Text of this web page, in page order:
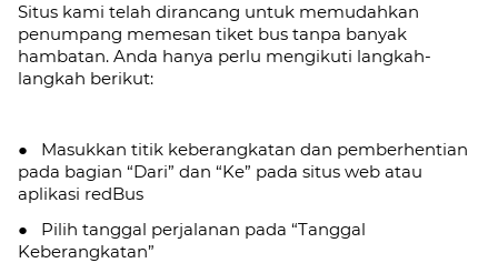
Situs kami telah dirancang untuk memudahkan
penumpang memesan tiket bus tanpa banyak
hambatan. Anda hanya perlu mengikuti langkah-
langkah berikut:
● Masukkan titik keberangkatan dan pemberhentian
pada bagian “Dari” dan “Ke” pada situs web atau
aplikasi redBus
● Pilih tanggal perjalanan pada “Tanggal
Keberangkatan”